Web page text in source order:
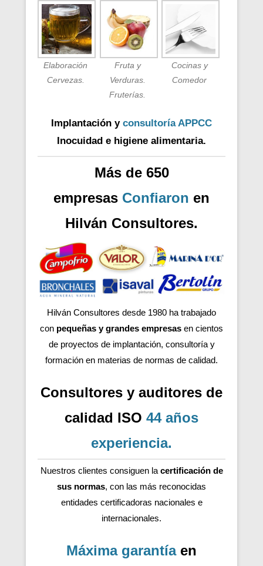
Elaboración
Cervezas.
Fruta y
Verduras.
Fruterías.
Cocinas y
Comedor
Implantación y consultoría APPCC
Inocuidad e higiene alimentaria.
Más de 650
empresas Confiaron en
Hilván Consultores.
Hilván Consultores desde 1980 ha trabajado
con pequeñas y grandes empresas en cientos
de proyectos de implantación, consultoría y
formación en materias de normas de calidad.
Consultores y auditores de
calidad ISO 44 años
experiencia.
Nuestros clientes consiguen la certificación de
sus normas, con las más reconocidas
entidades certificadoras nacionales e
internacionales.
Máxima garantíaen